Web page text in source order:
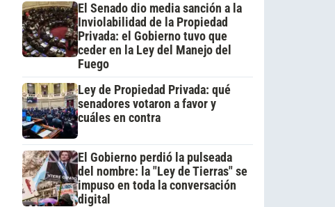
El Senado dio media sanción a la
Inviolabilidad de la Propiedad
Privada: el Gobierno tuvo que
ceder en la Ley del Manejo del
Fuego
Ley de Propiedad Privada: qué
senadores votaron a favor y
cuáles en contra
El Gobierno perdió la pulseada
del nombre: la "Ley de Tierras" se
impuso en toda la conversación
digital